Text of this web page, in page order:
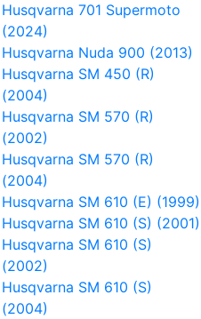
Husqvarna 701 Supermoto
(2024)
Husqvarna Nuda 900 (2013)
Husqvarna SM 450 (R)
(2004)
Husqvarna SM 570 (R)
(2002)
Husqvarna SM 570 (R)
(2004)
Husqvarna SM 610 (E) (1999)
Husqvarna SM 610 (S) (2001)
Husqvarna SM 610 (S)
(2002)
Husqvarna SM 610 (S)
(2004)